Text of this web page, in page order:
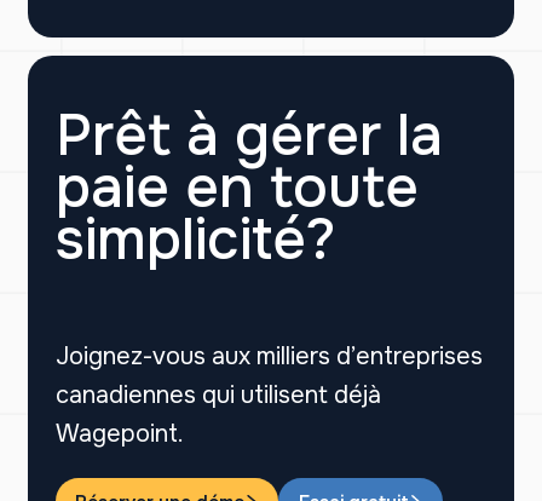
Prêt à gérer la
paie en toute
simplicité?
Joignez-vous aux milliers d’entreprises
canadiennes qui utilisent déjà
Wagepoint.